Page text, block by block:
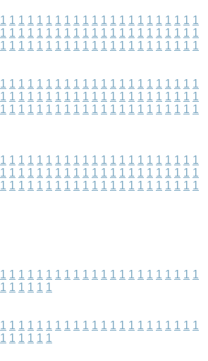
1 1 1 1 1 1 1 1 1 1 1 1 1 1 1 1 1 1 1 1 1 1
1 1 1 1 1 1 1 1 1 1 1 1 1 1 1 1 1 1 1 1 1 1
1 1 1 1 1 1 1 1 1 1 1 1 1 1 1 1 1 1 1 1 1 1
1 1 1 1 1 1 1 1 1 1 1 1 1 1 1 1 1 1 1 1 1 1
1 1 1 1 1 1 1 1 1 1 1 1 1 1 1 1 1 1 1 1 1 1
1 1 1 1 1 1 1 1 1 1 1 1 1 1 1 1 1 1 1 1 1 1
1 1 1 1 1 1 1 1 1 1 1 1 1 1 1 1 1 1 1 1 1 1
1 1 1 1 1 1 1 1 1 1 1 1 1 1 1 1 1 1 1 1 1 1
1 1 1 1 1 1 1 1 1 1 1 1 1 1 1 1 1 1 1 1 1 1
1 1 1 1 1 1 1 1 1 1 1 1 1 1 1 1 1 1 1 1 1 1
1 1 1 1 1 1
1 1 1 1 1 1 1 1 1 1 1 1 1 1 1 1 1 1 1 1 1 1
1 1 1 1 1 1